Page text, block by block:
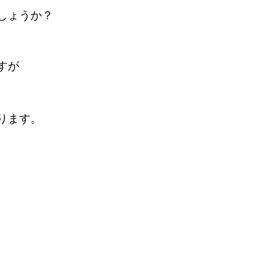
ょうか？
が
す。